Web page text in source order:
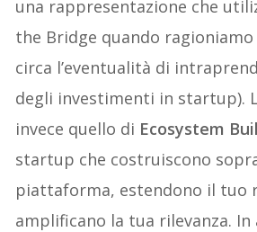
una rappresentazione che
the Bridge quando
circa l’eventualità di
degli investimenti in startup).
invece quello di Ecosystem
startup che costruiscono
piattaforma, estendono il tuo
amplificano la tua rilevanza.